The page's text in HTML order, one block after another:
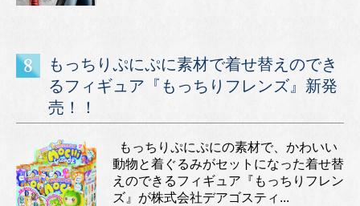
もっちりぷにぷに素材で着せ替えのでき
るフィギュア『もっちりフレンズ』新発
売！！
もっちりぷにぷにの素材で、かわいい
動物と着ぐるみがセットになった着せ替
えのできるフィギュア『もっちりフレン
ズ』が株式会社デアゴスティ...